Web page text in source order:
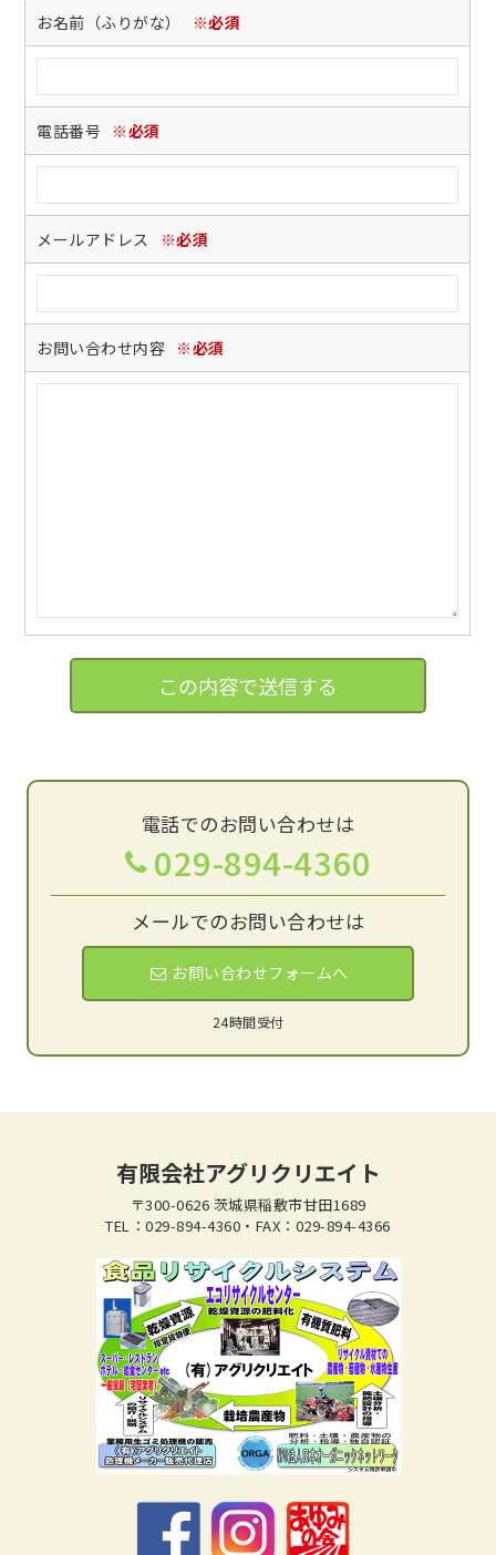
お名前（ふりがな） ※必須
電話番号 ※必須
メールアドレス ※必須
お問い合わせ内容 ※必須
電話でのお問い合わせは
029-894-4360
メールでのお問い合わせは
お問い合わせフォームへ
24時間受付
有限会社アグリクリエイト
〒300-0626 茨城県稲敷市甘田1689
TEL：029-894-4360・FAX：029-894-4366